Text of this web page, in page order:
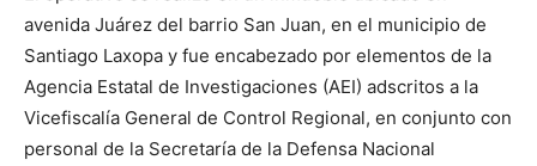
avenida Juárez del barrio San Juan, en el municipio de
Santiago Laxopa y fue encabezado por elementos de la
Agencia Estatal de Investigaciones (AEI) adscritos a la
Vicefiscalía General de Control Regional, en conjunto con
personal de la Secretaría de la Defensa Nacional